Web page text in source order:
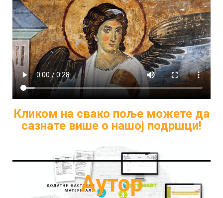
Кликом на свако поље можете да
сазнате више о нашој подршци!
Аутор